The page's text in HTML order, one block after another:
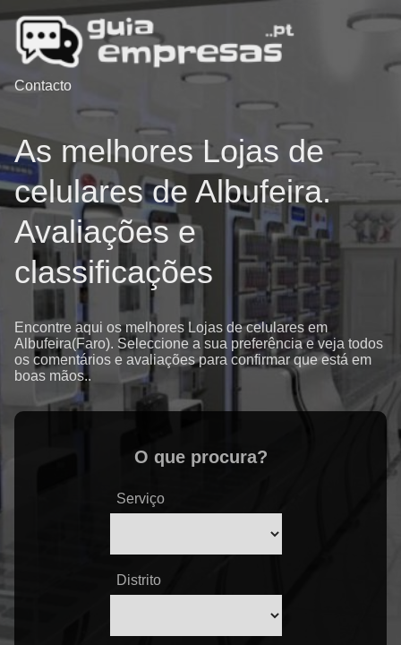
Contacto
As melhores Lojas de
celulares de Albufeira.
Avaliações e
classificações
Encontre aqui os melhores Lojas de celulares em
Albufeira(Faro). Seleccione a sua preferência e veja todos
os comentários e avaliações para confirmar que está em
boas mãos..
O que procura?
Serviço
Distrito